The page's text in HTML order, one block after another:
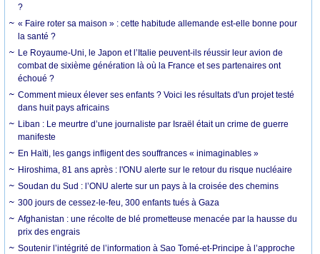
?
« Faire roter sa maison » : cette habitude allemande est-elle bonne pour
la santé ?
Le Royaume-Uni, le Japon et l’Italie peuvent-ils réussir leur avion de
combat de sixième génération là où la France et ses partenaires ont
échoué ?
Comment mieux élever ses enfants ? Voici les résultats d'un projet testé
dans huit pays africains
Liban : Le meurtre d’une journaliste par Israël était un crime de guerre
manifeste
En Haïti, les gangs infligent des souffrances « inimaginables »
Hiroshima, 81 ans après : l'ONU alerte sur le retour du risque nucléaire
Soudan du Sud : l’ONU alerte sur un pays à la croisée des chemins
300 jours de cessez-le-feu, 300 enfants tués à Gaza
Afghanistan : une récolte de blé prometteuse menacée par la hausse du
prix des engrais
Soutenir l’intégrité de l’information à Sao Tomé-et-Principe à l’approche